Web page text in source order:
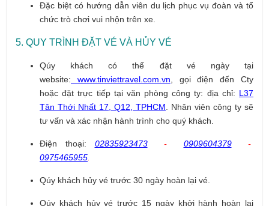
Đặc biệt có hướng dẫn viên du lịch phục vụ đoàn và tổ
chức trò chơi vui nhộn trên xe.
5. QUY TRÌNH ĐẶT VÉ VÀ HỦY VÉ
Qúy khách có thể đặt vé ngày tại
website: www.tinviettravel.com.vn , gọi điện đến Cty
hoặc đặt trực tiếp tại văn phòng công ty: địa chỉ: L37
Tân Thới Nhất 17, Q12, TPHCM . Nhân viên công ty sẽ
tư vấn và xác nhận hành trình cho quý khách.
Điện thoại: 02835923473- 0909604379-
0975465955
Qúy khách hủy vé trước 30 ngày hoàn lại vé.
Qúy khách hủy vé trước 15 ngày khởi hành hoàn lại